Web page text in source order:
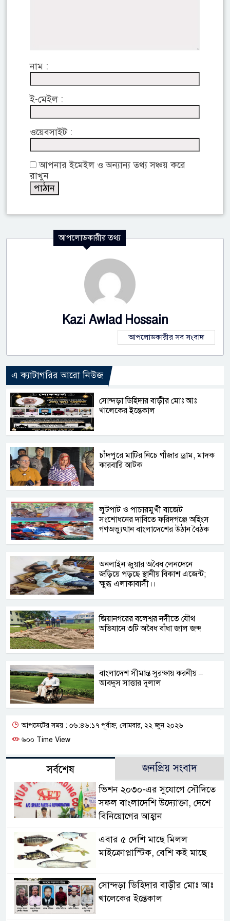
নাম :
ই-মেইল :
ওয়েবসাইট :
আপনার ইমেইল ও অন্যান্য তথ্য সঞ্চয় করে
রাখুন
আপলোডকারীর তথ্য
Kazi Awlad Hossain
আপলোডকারীর সব সংবাদ
এ ক্যাটাগরির আরো নিউজ
সোন্দড়া ডিহিদার বাড়ীর মোঃ আঃ
খালেকের ইন্তেকাল
চাঁদপুরে মাটির নিচে গাঁজার ড্রাম, মাদক
কারবারি আটক
লুটপাট ও পাচারমুখী বাজেট
সংশোধনের দাবিতে ফরিদগঞ্জে অহিংস
গণঅভ্যুত্থান বাংলাদেশের উঠান বৈঠক
অনলাইন জুয়ার অবৈধ লেনদেনে
জড়িয়ে পড়ছে স্থানীয় বিকাশ এজেন্ট;
ক্ষুব্ধ এলাকাবাসী।।
জিয়ানগরের বলেশ্বর নদীতে যৌথ
অভিযানে ৩টি অবৈধ বাঁধা জাল জব্দ
বাংলাদেশ সীমান্ত সুরক্ষায় করনীয় –
আবদুস সাত্তার দুলাল
আপডেটের সময় : ০৬:৪৬:১৭ পূর্বাহ্ন, সোমবার, ২২ জুন ২০২৬
৬০০ Time View
সর্বশেষ জনপ্রিয় সংবাদ
ভিশন ২০৩০-এর সুযোগে সৌদিতে
সফল বাংলাদেশি উদ্যোক্তা, দেশে
বিনিয়োগের আহ্বান
এবার ৫ দেশি মাছে মিলল
মাইক্রোপ্লাস্টিক, বেশি কই মাছে
সোন্দড়া ডিহিদার বাড়ীর মোঃ আঃ
খালেকের ইন্তেকাল